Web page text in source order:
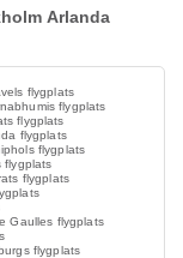
Arlanda
flygplats
flygplats
flygplats
flygplats
flygplats
flygplats
flygplats
Gaulles flygplats
flygplats